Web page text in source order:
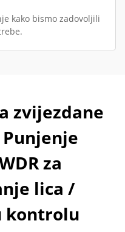
kako bismo zadovoljili
zvijezdane
za
lica /
kontrolu